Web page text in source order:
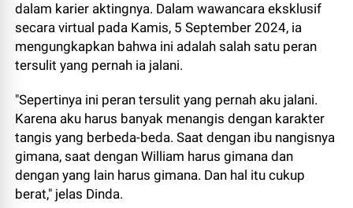
dalam karier aktingnya. Dalam wawancara eksklusif
secara virtual pada Kamis, 5 September 2024, ia
mengungkapkan bahwa ini adalah salah satu peran
tersulit yang pernah ia jalani.
"Sepertinya ini peran tersulit yang pernah aku jalani.
Karena aku harus banyak menangis dengan karakter
tangis yang berbeda-beda. Saat dengan ibu nangisnya
gimana, saat dengan William harus gimana dan
dengan yang lain harus gimana. Dan hal itu cukup
berat," jelas Dinda.